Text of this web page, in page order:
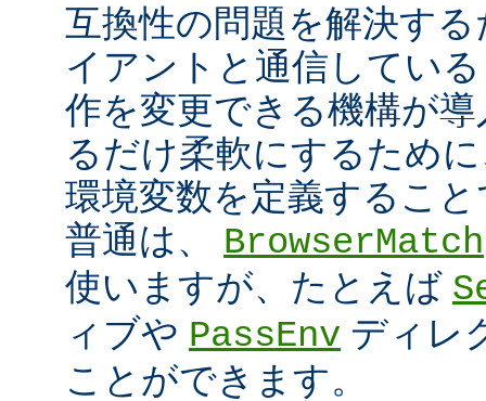
互換性の問題を解決す
イアントと通信してい
作を変更できる機構が
るだけ柔軟にするため
環境変数を定義するこ
普通は、 BrowserMatch
使いますが、たとえば
ィブや PassEnv ディレ
ことができます。